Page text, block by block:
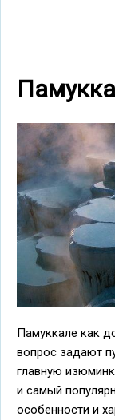
Памуккале как
вопрос задают
главную
и самый
особенности и